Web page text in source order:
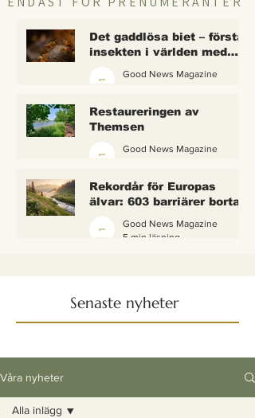
Det gaddlösa biet – första
insekten i världen med
Good News Magazine
Restaureringen av
Themsen
Good News Magazine
Rekordår för Europas
älvar: 603 barriärer borta
igen
Good News Magazine
5 min läsning
Senaste nyheter
Våra nyheter
Alla inlägg